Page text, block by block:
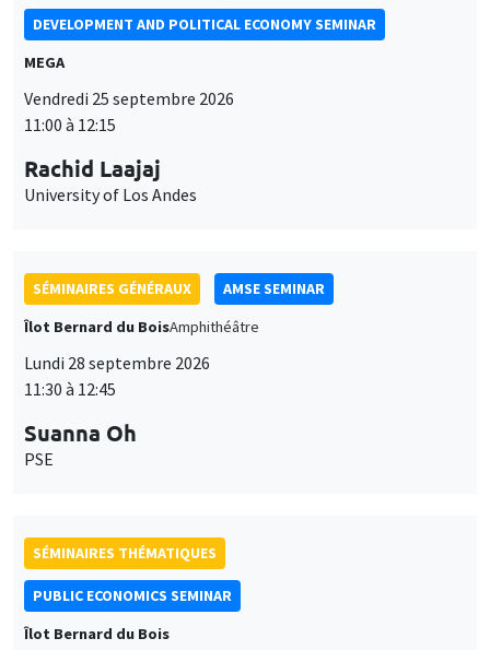
DEVELOPMENT AND POLITICAL ECONOMY SEMINAR
MEGA
Vendredi 25 septembre 2026
11:00 à 12:15
Rachid Laajaj
University of Los Andes
SÉMINAIRES GÉNÉRAUX
AMSE SEMINAR
Îlot Bernard du BoisAmphithéâtre
Lundi 28 septembre 2026
11:30 à 12:45
Suanna Oh
PSE
SÉMINAIRES THÉMATIQUES
PUBLIC ECONOMICS SEMINAR
Îlot Bernard du Bois